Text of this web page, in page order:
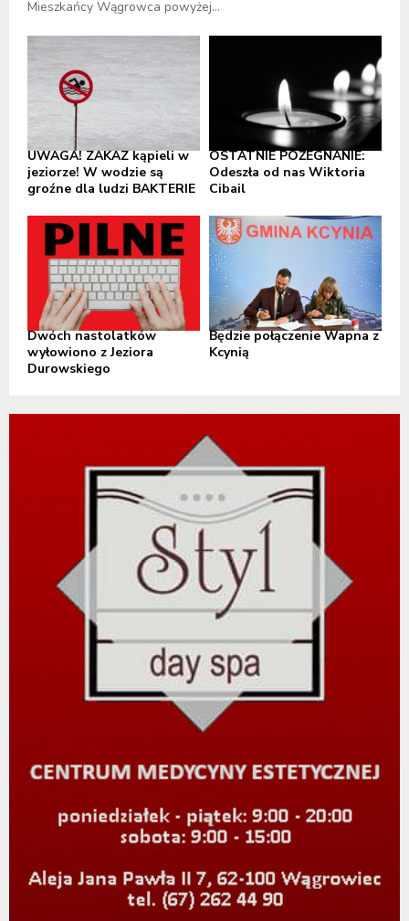
Mieszkańcy Wągrowca powyżej...
UWAGA! ZAKAZ kąpieli w
jeziorze! W wodzie są
groźne dla ludzi BAKTERIE
OSTATNIE POŻEGNANIE:
Odeszła od nas Wiktoria
Cibail
Dwóch nastolatków
wyłowiono z Jeziora
Durowskiego
Będzie połączenie Wapna z
Kcynią